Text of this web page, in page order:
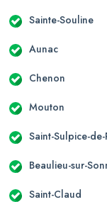
Sainte-Souline
Aunac
Chenon
Mouton
Saint-Sulpice-
Beaulieu-sur-
Saint-Claud